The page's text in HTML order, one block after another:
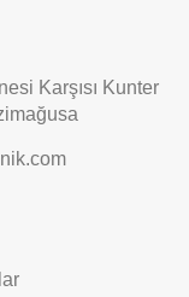
Karşısı Kunter